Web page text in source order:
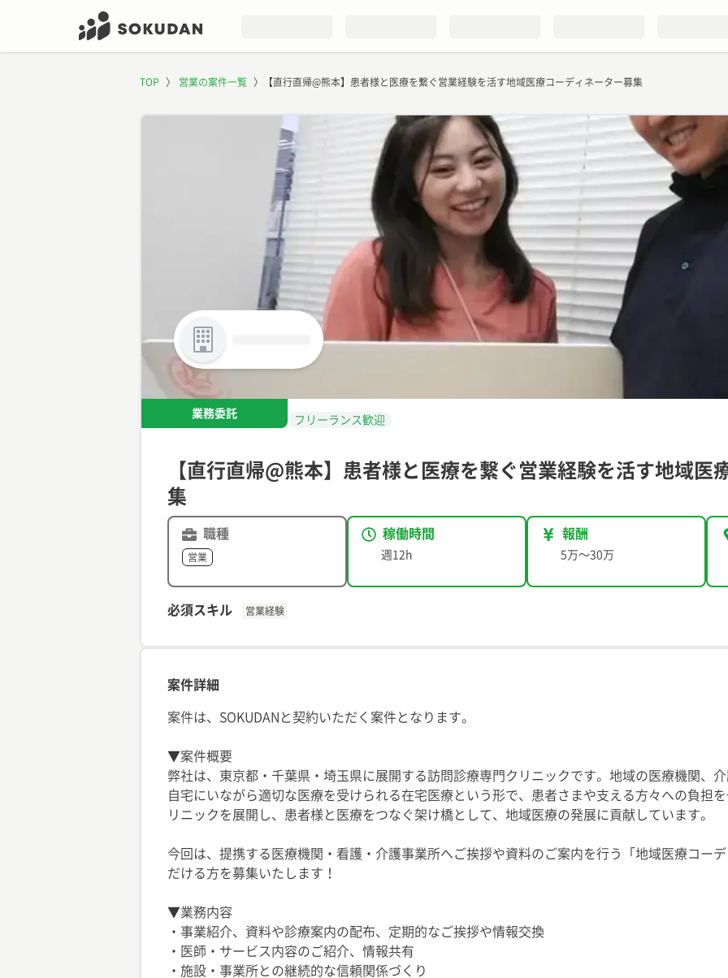
TOP 〉 営業の案件一覧 〉 【直行直帰@熊本】患者様と医療を繋ぐ営業経験を活す地域医療コーディネーター募集
業務委託
フリーランス歓迎
【直行直帰@熊本】患者様と医療を繋ぐ営業経験を活す地域医
集
職種
営業
稼働時間
週12h
報酬
5万〜30万
必須スキル 営業経験
案件詳細
案件は、SOKUDANと契約いただく案件となります。
▼案件概要
弊社は、東京都・千葉県・埼玉県に展開する訪問診療専門クリニックです。地域の医療機関、
自宅にいながら適切な医療を受けられる在宅医療という形で、患者さまや支える方々への負担
リニックを展開し、患者様と医療をつなぐ架け橋として、地域医療の発展に貢献しています。
今回は、提携する医療機関・看護・介護事業所へご挨拶や資料のご案内を行う「地域医療コー
だける方を募集いたします！
▼業務内容
・事業紹介、資料や診療案内の配布、定期的なご挨拶や情報交換
・医師・サービス内容のご紹介、情報共有
・施設・事業所との継続的な信頼関係づくり